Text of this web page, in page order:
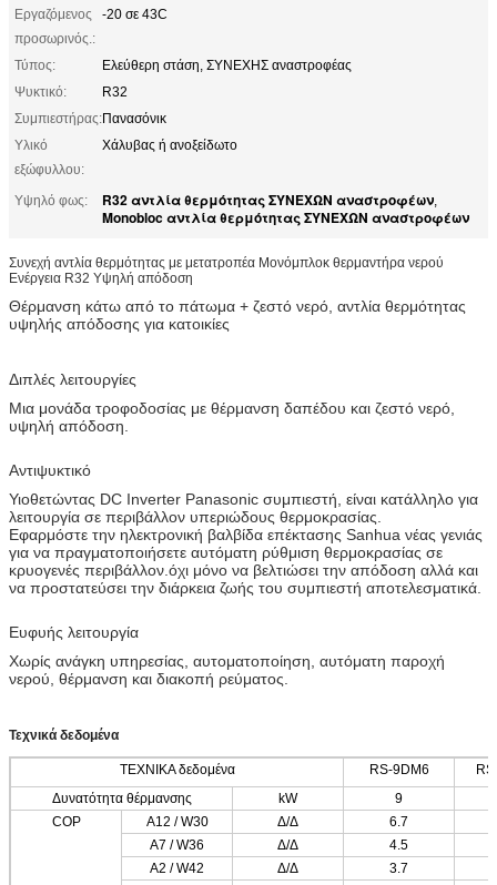
Εργαζόμενος
προσωρινός.:
-20 σε 43C
Τύπος:
Ελεύθερη στάση, ΣΥΝΕΧΗΣ αναστροφέας
Ψυκτικό:
R32
Συμπιεστήρας:Πανασόνικ
Υλικό
εξώφυλλου:
Χάλυβας ή ανοξείδωτο
Υψηλό φως: R32 αντλία θερμότητας ΣΥΝΕΧΩΝ αναστροφέων,
Monobloc αντλία θερμότητας ΣΥΝΕΧΩΝ αναστροφέων
Συνεχή αντλία θερμότητας με μετατροπέα Μονόμπλοκ θερμαντήρα νερού
Ενέργεια R32 Υψηλή απόδοση
Θέρμανση κάτω από το πάτωμα + ζεστό νερό, αντλία θερμότητας
υψηλής απόδοσης για κατοικίες
Διπλές λειτουργίες
Μια μονάδα τροφοδοσίας με θέρμανση δαπέδου και ζεστό νερό,
υψηλή απόδοση.
Αντιψυκτικό
Υιοθετώντας DC Inverter Panasonic συμπιεστή, είναι κατάλληλο για
λειτουργία σε περιβάλλον υπεριώδους θερμοκρασίας.
Εφαρμόστε την ηλεκτρονική βαλβίδα επέκτασης Sanhua νέας γενιάς
για να πραγματοποιήσετε αυτόματη ρύθμιση θερμοκρασίας σε
κρυογενές περιβάλλον.όχι μόνο να βελτιώσει την απόδοση αλλά και
να προστατεύσει την διάρκεια ζωής του συμπιεστή αποτελεσματικά.
Ευφυής λειτουργία
Χωρίς ανάγκη υπηρεσίας, αυτοματοποίηση, αυτόματη παροχή
νερού, θέρμανση και διακοπή ρεύματος.
Τεχνικά δεδομένα
ΤΕΧΝΙΚΑ δεδομένα RS-9DM6
Δυνατότητα θέρμανσης
kW
9
COP
Α12 / W30 Δ/Δ
6.7
Α7 / W36
Δ/Δ
4.5
Α2 / W42
Δ/Δ
3.7